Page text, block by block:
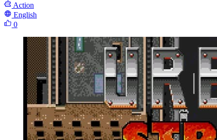
Action
English
0